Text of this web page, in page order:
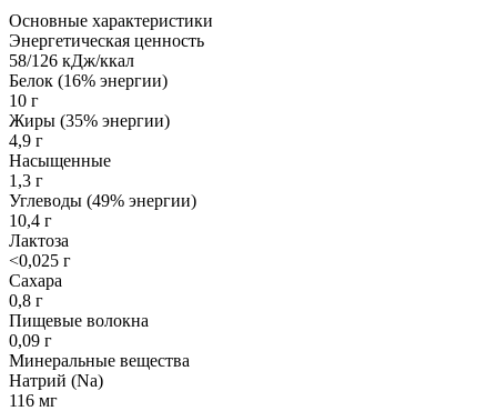
Основные характеристики
Энергетическая ценность
58/126 кДж/ккал
Белок (16% энергии)
10 г
Жиры (35% энергии)
4,9 г
Насыщенные
1,3 г
Углеводы (49% энергии)
10,4 г
Лактоза
<0,025 г
Сахара
0,8 г
Пищевые волокна
0,09 г
Минеральные вещества
Натрий (Na)
116 мг